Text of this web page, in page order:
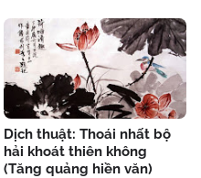
Dịch thuật: Thoái nhất bộ
hải khoát thiên không
(Tăng quảng hiền văn)